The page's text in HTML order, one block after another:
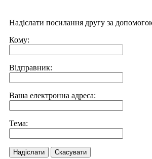
Надіслати посилання другу за
Кому:
Відправник:
Ваша електронна адреса:
Тема:
Надіслати Скасувати